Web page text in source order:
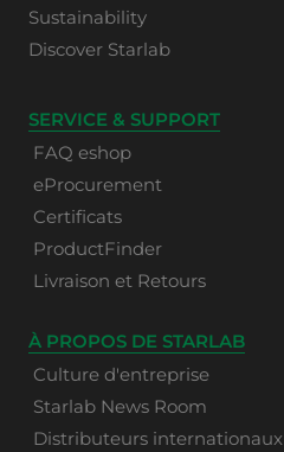
Sustainability
Discover Starlab
SERVICE & SUPPORT
FAQ eshop
eProcurement
Certificats
ProductFinder
Livraison et Retours
À PROPOS DE STARLAB
Culture d'entreprise
Starlab News Room
Distributeurs internationaux